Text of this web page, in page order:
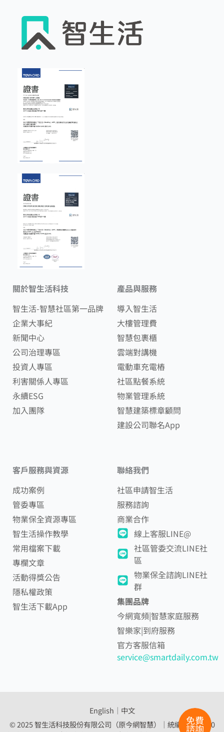
免費
諮詢
關於智生活科技
智生活-智慧社區第一品牌
企業大事紀
新聞中心
公司治理專區
投資人專區
利害關係人專區
永續ESG
加入團隊
產品與服務
導入智生活
大樓管理費
智慧包裹櫃
雲端對講機
電動車充電樁
社區點餐系統
物業管理系統
智慧建築標章顧問
建設公司聯名App
客戶服務與資源
成功案例
管委專區
物業保全資源專區
智生活操作教學
常用檔案下載
專欄文章
活動得獎公告
隱私權政策
智生活下載App
聯絡我們
社區申請智生活
服務諮詢
商業合作
線上客服LINE@
社區管委交流LINE社
區
物業保全諮詢LINE社
群
集團品牌
今網寬頻|智慧家庭服務
智樂家|到府服務
官方客服信箱
service@smartdaily.com.tw
English │ 中文
© 2025 智生活科技股份有限公司（原今網智慧）｜統編 54307560